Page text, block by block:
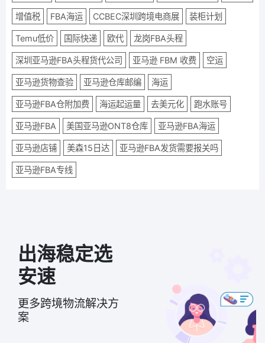
增值税 FBA海运 CCBEC深圳跨境电商展 装柜计划
Temu低价 国际快递 欧代 龙岗FBA头程
深圳亚马逊FBA头程货代公司 亚马逊 FBM 收费 空运
亚马逊货物查验 亚马逊仓库邮编 海运
亚马逊FBA仓附加费 海运起运量 去美元化 跑水账号
亚马逊FBA 美国亚马逊ONT8仓库 亚马逊FBA海运
亚马逊店铺 美森15日达 亚马逊FBA发货需要报关吗
亚马逊FBA专线
出海稳定选
安速
更多跨境物流解决方
案